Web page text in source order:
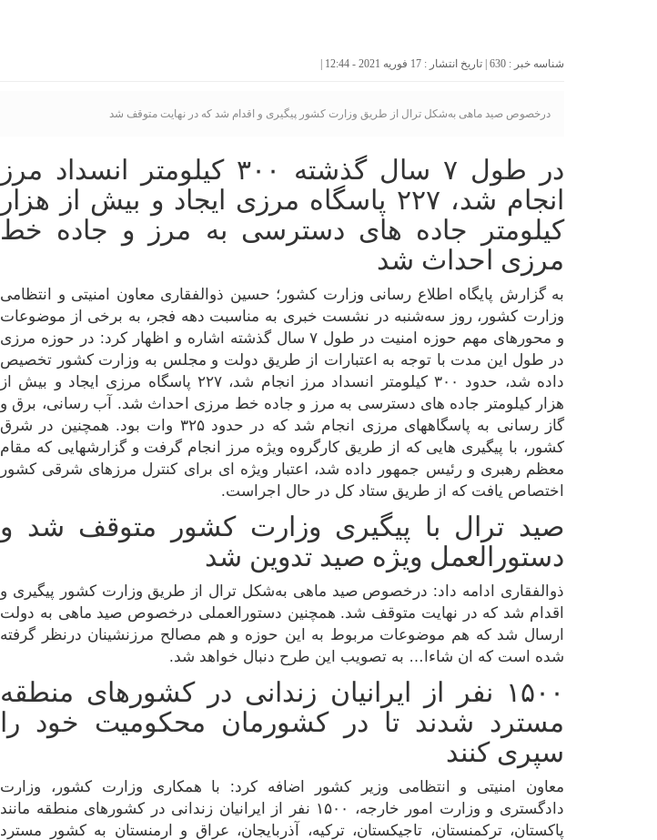
شناسه خبر : 630 | تاریخ انتشار : 17 فوریه 2021 - 12:44 |
درخصوص صید ماهی به‌شکل ترال از طریق وزارت کشور پیگیری و اقدام شد که در نهایت متوقف شد
در طول ۷ سال گذشته ۳۰۰ کیلومتر انسداد مرز
انجام شد، ۲۲۷ پاسگاه مرزی ایجاد و بیش از هزار
کیلومتر جاده های دسترسی به مرز و جاده خط
مرزی احداث شد
به گزارش پایگاه اطلاع رسانی وزارت کشور؛ حسین ذوالفقاری معاون امنیتی و انتظامی
وزارت کشور، روز سه‌شنبه در نشست خبری به مناسبت دهه فجر، به برخی از موضوعات
و محورهای مهم حوزه امنیت در طول ۷ سال گذشته اشاره و اظهار کرد: در حوزه مرزی
در طول این مدت با توجه به اعتبارات از طریق دولت و مجلس به وزارت کشور تخصیص
داده شد، حدود ۳۰۰ کیلومتر انسداد مرز انجام شد، ۲۲۷ پاسگاه مرزی ایجاد و بیش از
هزار کیلومتر جاده های دسترسی به مرز و جاده خط مرزی احداث شد. آب رسانی، برق و
گاز رسانی به پاسگاههای مرزی انجام شد که در حدود ۳۲۵ وات بود. همچنین در شرق
کشور، با پیگیری هایی که از طریق کارگروه ویژه مرز انجام گرفت و گزارشهایی که مقام
معظم رهبری و رئیس جمهور داده شد، اعتبار ویژه ای برای کنترل مرزهای شرقی کشور
اختصاص یافت که از طریق ستاد کل در حال اجراست.
صید ترال با پیگیری وزارت کشور متوقف شد و
دستورالعمل ویژه صید تدوین شد
ذوالفقاری ادامه داد: درخصوص صید ماهی به‌شکل ترال از طریق وزارت کشور پیگیری و
اقدام شد که در نهایت متوقف شد. همچنین دستورالعملی درخصوص صید ماهی به دولت
ارسال شد که هم موضوعات مربوط به این حوزه و هم مصالح مرزنشینان درنظر گرفته
شده است که ان شاءا… به تصویب این طرح دنبال خواهد شد.
۱۵۰۰ نفر از ایرانیان زندانی در کشورهای منطقه
مسترد شدند تا در کشورمان محکومیت خود را
سپری کنند
معاون امنیتی و انتظامی وزیر کشور اضافه کرد: با همکاری وزارت کشور، وزارت
دادگستری و وزارت امور خارجه، ۱۵۰۰ نفر از ایرانیان زندانی در کشورهای منطقه مانند
پاکستان، ترکمنستان، تاجیکستان، ترکیه، آذربایجان، عراق و ارمنستان به کشور مسترد